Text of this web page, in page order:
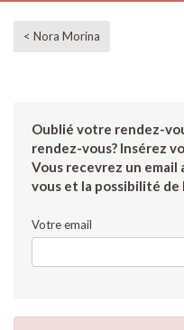
< Nora Morina
Oublié votre rendez-
rendez-vous? Insérez
Vous recevrez un email
vous et la possibilité de
Votre email